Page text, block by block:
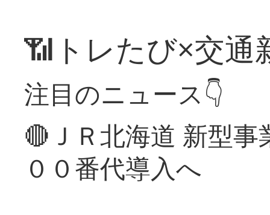
📶トレたび×交通
注目のニュース👇
🔴ＪＲ北海道 新型
００番代導入へ